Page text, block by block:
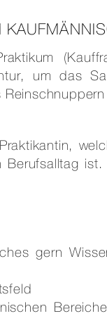
um das
gern